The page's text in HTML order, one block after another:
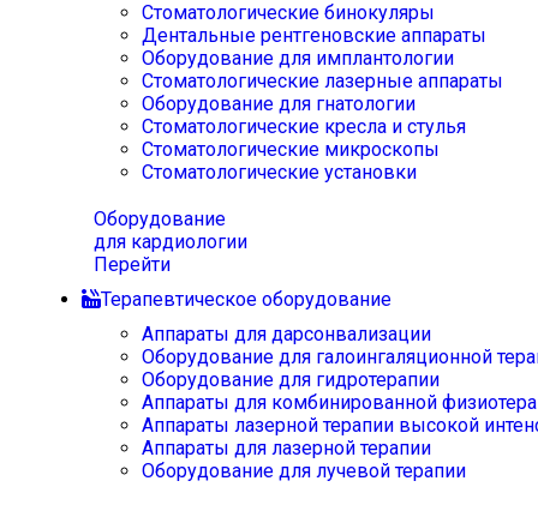
Стоматологические бинокуляры
Дентальные рентгеновские аппараты
Оборудование для имплантологии
Стоматологические лазерные аппараты
Оборудование для гнатологии
Стоматологические кресла и стулья
Стоматологические микроскопы
Стоматологические установки
Оборудование
для кардиологии
Перейти
Терапевтическое оборудование
Аппараты для дарсонвализации
Оборудование для галоингаляционной
Оборудование для гидротерапии
Аппараты для комбинированной
Аппараты лазерной терапии высокой
Аппараты для лазерной терапии
Оборудование для лучевой терапии